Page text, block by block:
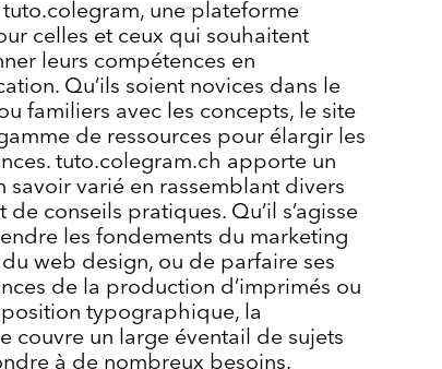
une plateforme
celles et ceux qui souhaitent
leurs compétences en
Qu’ils soient novices dans le
familiers avec les concepts, le site
de ressources pour élargir les
tuto.colegram.ch apporte un
savoir varié en rassemblant divers
de conseils pratiques. Qu’il s’agisse
les fondements du marketing
web design, ou de parfaire ses
de la production d’imprimés ou
typographique, la
couvre un large éventail de sujets
à de nombreux besoins.